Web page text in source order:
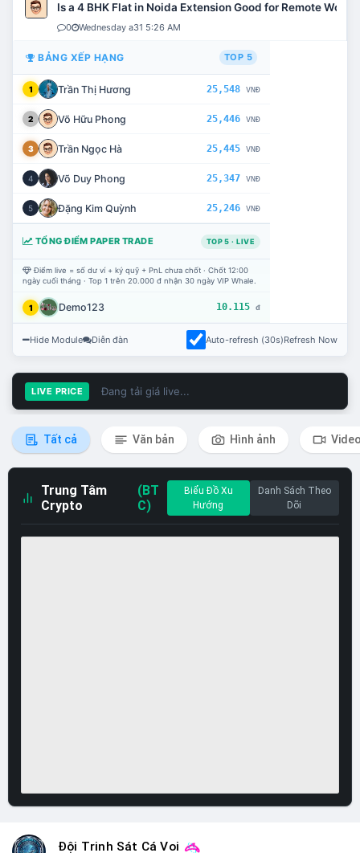
Is a 4 BHK Flat in Noida Extension Good for Remote Work?
0 Wednesday a31 5:26 AM
BẢNG XẾP HẠNG TOP 5
1 Trần Thị Hương 25,548 VNĐ
2 Võ Hữu Phong 25,446 VNĐ
3 Trần Ngọc Hà 25,445 VNĐ
4 Võ Duy Phong 25,347 VNĐ
5 Đặng Kim Quỳnh 25,246 VNĐ
TỔNG ĐIỂM PAPER TRADE TOP 5 · LIVE
Điểm live = số dư ví + ký quỹ + PnL chưa chốt · Chốt 12:00
ngày cuối tháng · Top 1 trên 20.000 đ nhận 30 ngày VIP Whale.
1 Demo123 10.115 đ
Hide Module Diễn đàn Auto-refresh (30s)Refresh Now
LIVE PRICE Đang tải giá live...
Tất cả Văn bản Hình ảnh
Trung Tâm
Crypto
(BT
C)
Biểu Đồ Xu
Hướng
Danh Sách Theo
Dõi
Đội Trinh Sát Cá Voi